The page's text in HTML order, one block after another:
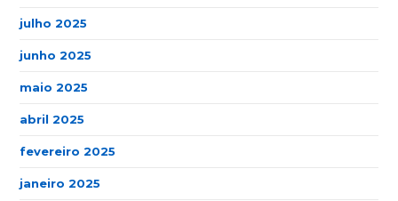
julho 2025
junho 2025
maio 2025
abril 2025
fevereiro 2025
janeiro 2025